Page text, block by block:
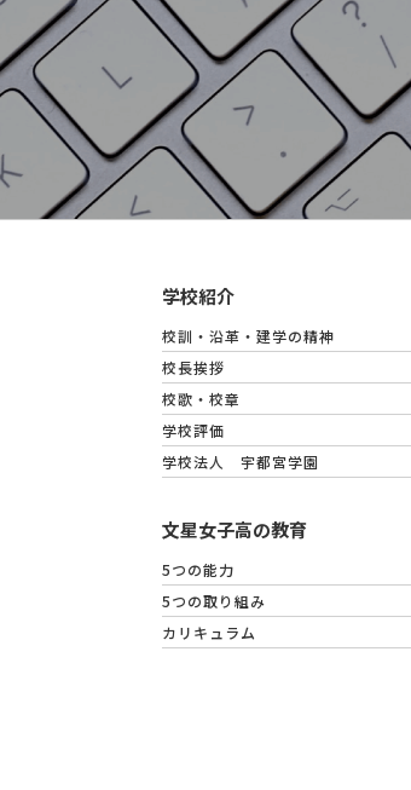
学校紹介
校訓・沿革・建学の精神
校長挨拶
校歌・校章
学校評価
学校法人 宇都宮学園
文星女子高の教育
5つの能力
5つの取り組み
カリキュラム